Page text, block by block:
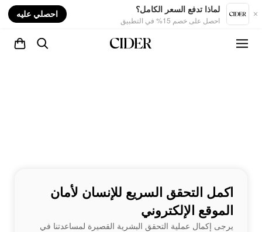
لماذا تدفع السعر الكامل؟
احصل على خصم 15% في التطبيق
احصلي عليه
اكمل التحقق السريع للإنسان لأمان
الموقع الإلكتروني
يرجى إكمال عملية التحقق البشرية القصيرة لمساعدتنا في